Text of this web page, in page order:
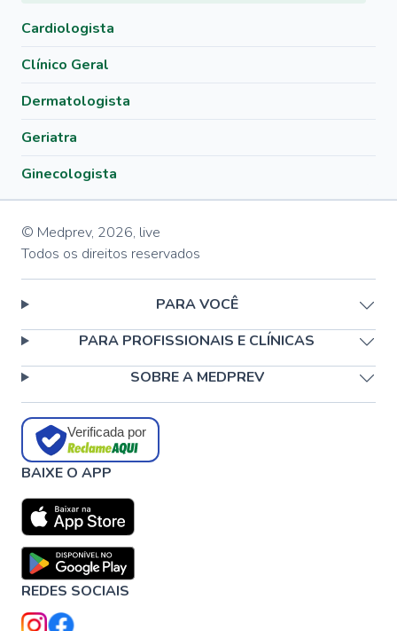
Cardiologista
Clínico Geral
Dermatologista
Geriatra
Ginecologista
© Medprev, 2026, live
Todos os direitos reservados
PARA VOCÊ
PARA PROFISSIONAIS E CLÍNICAS
SOBRE A MEDPREV
Verificada por
BAIXE O APP
REDES SOCIAIS